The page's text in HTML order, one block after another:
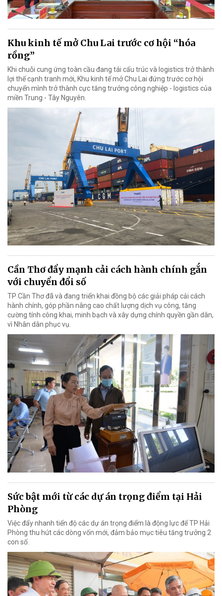
Khu kinh tế mở Chu Lai trước cơ hội “hóa
rồng”
Khi chuỗi cung ứng toàn cầu đang tái cấu trúc và logistics trở thành
lợi thế cạnh tranh mới, Khu kinh tế mở Chu Lai đứng trước cơ hội
chuyển mình trở thành cực tăng trưởng công nghiệp - logistics của
miền Trung - Tây Nguyên.
Cần Thơ đẩy mạnh cải cách hành chính gắn
với chuyển đổi số
TP Cần Thơ đã và đang triển khai đồng bộ các giải pháp cải cách
hành chính, góp phần nâng cao chất lượng dịch vụ công, tăng
cường tính công khai, minh bạch và xây dựng chính quyền gần dân,
vì Nhân dân phục vụ.
Sức bật mới từ các dự án trọng điểm tại Hải
Phòng
Việc đẩy nhanh tiến độ các dự án trọng điểm là động lực để TP Hải
Phòng thu hút các dòng vốn mới, đảm bảo mục tiêu tăng trưởng 2
con số.